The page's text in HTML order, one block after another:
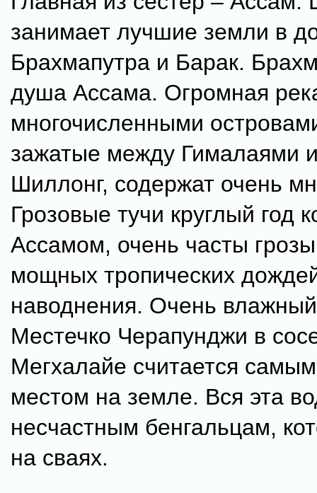
занимает лучшие земли в
Брахмапутра и Барак.
душа Ассама. Огромная
многочисленными
зажатые между Гималаями
Шиллонг, содержат очень
Грозовые тучи круглый год
Ассамом, очень часты
мощных тропических
наводнения. Очень
Местечко Черапунджи в
Мегхалайе считается
местом на земле. Вся эта
несчастным бенгальцам,
на сваях.